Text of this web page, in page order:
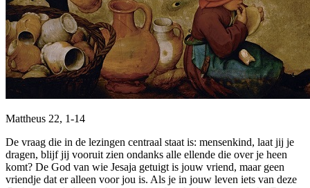
Mattheus 22, 1-14
De vraag die in de lezingen centraal staat is: mensenkind, laat jij je
dragen, blijf jij vooruit zien ondanks alle ellende die over je heen
komt? De God van wie Jesaja getuigt is jouw vriend, maar geen
vriendje dat er alleen voor jou is. Als je in jouw leven iets van deze